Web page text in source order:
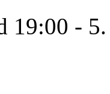
19:00 -